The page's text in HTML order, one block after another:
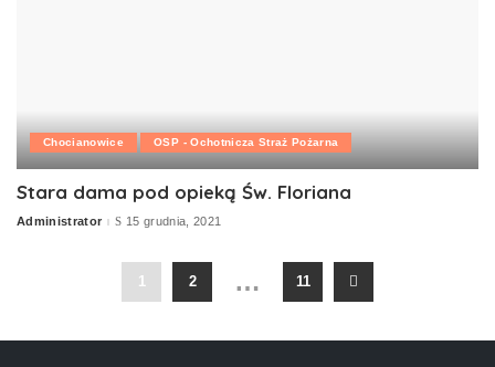
Chocianowice OSP - Ochotnicza Straż Pożarna
Stara dama pod opieką Św. Floriana
Posted
Administrator 15 grudnia, 2021
1 2 … 11